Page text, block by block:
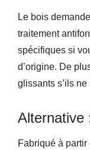
Le bois
traitement
spécifiques si
d’origine. De
glissants s’ils
Alternative
Fabriqué à partir